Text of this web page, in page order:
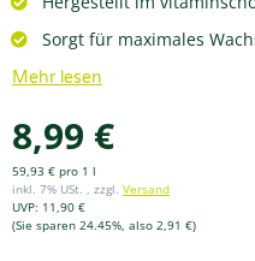
Sorgt für maximales
Mehr lesen
8,99 €
59,93 € pro 1 l
inkl. 7% USt. , zzgl. Versand
UVP: 11,90 €
(Sie sparen 24.45%, also 2,91 €)